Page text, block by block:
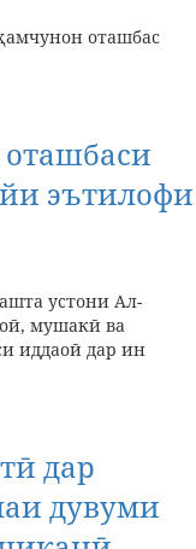
оташбас
эътилофи
устони Ал-
мушакӣ ва
иддаоӣ дар ин
дар
дувуми